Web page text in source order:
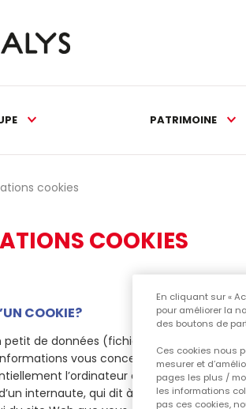
PATRIMOINE
cookies
COOKIES
COOKIE?
petit de données (fichier texte) qu'un site
vous concernant, telles que
l’ordinateur qui exploite le site
internaute, qui dit à un site Web
En cliquant sur «
pour améliorer la
des boutons de
Ces cookies nous
mesurer et
pages les plus /
les informations
pas ces cookies,